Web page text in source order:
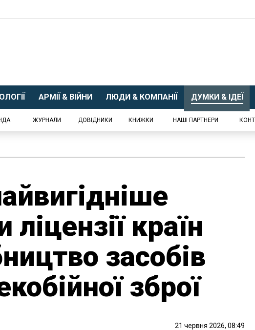
АРМІЇ & ВІЙНИ ЛЮДИ & КОМПАНІЇ ДУМКИ & ІДЕЇ
ЖУРНАЛИ ДОВІДНИКИ КНИЖКИ НАШІ ПАРТНЕРИ
країн
засобів
зброї
21 червня 2026, 08:49